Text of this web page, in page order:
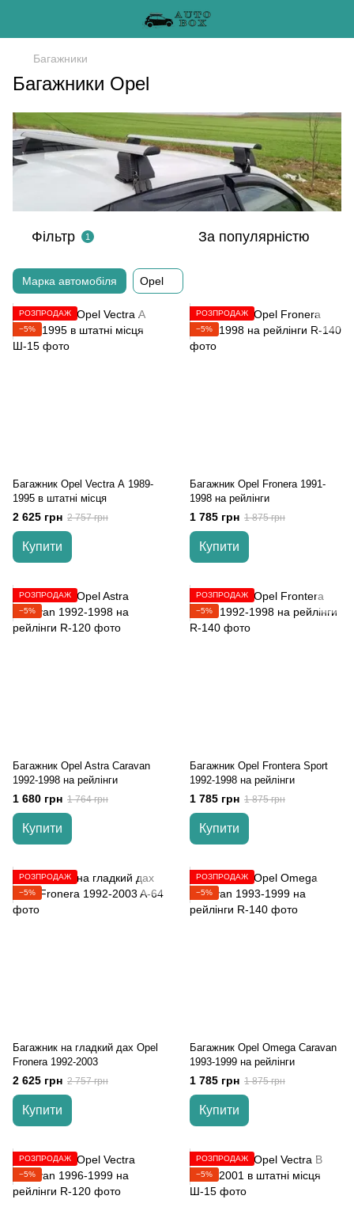
Багажники
Багажники Opel
Фільтр 1 За популярністю
Марка автомобіля Opel
РОЗПРОДАЖ
−5%
Багажник Opel Vectra А 1989-
1995 в штатні місця
2 625 грн 2 757 грн
Купити
РОЗПРОДАЖ
−5%
Багажник Opel Fronera 1991-
1998 на рейлінги
1 785 грн 1 875 грн
Купити
РОЗПРОДАЖ
−5%
Багажник Opel Astra Caravan
1992-1998 на рейлінги
1 680 грн 1 764 грн
Купити
РОЗПРОДАЖ
−5%
Багажник Opel Frontera Sport
1992-1998 на рейлінги
1 785 грн 1 875 грн
Купити
РОЗПРОДАЖ
−5%
Багажник на гладкий дах Opel
Fronera 1992-2003
2 625 грн 2 757 грн
Купити
РОЗПРОДАЖ
−5%
Багажник Opel Omega Caravan
1993-1999 на рейлінги
1 785 грн 1 875 грн
Купити
РОЗПРОДАЖ
−5%
РОЗПРОДАЖ
−5%